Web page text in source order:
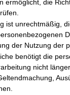
ermöglicht, die
ist unrechtmäßig,
der Nutzung der
benötigt die
nicht